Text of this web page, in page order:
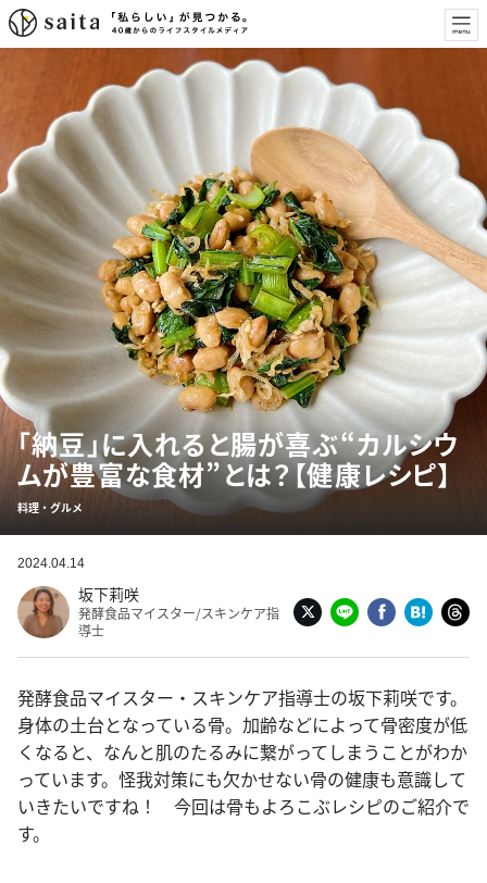
「納豆」に入れると腸が喜ぶ“カルシウ
ムが豊富な食材”とは？【健康レシピ】
料理・グルメ
2024.04.14
坂下莉咲
発酵食品マイスター/スキンケア指
導士
発酵食品マイスター・スキンケア指導士の坂下莉咲です。
身体の土台となっている骨。加齢などによって骨密度が低
くなると、なんと肌のたるみに繋がってしまうことがわか
っています。怪我対策にも欠かせない骨の健康も意識して
いきたいですね！ 今回は骨もよろこぶレシピのご紹介で
す。